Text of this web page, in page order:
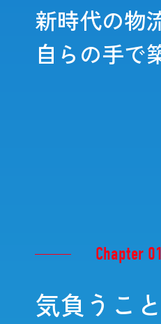
新時代の物
自らの手で
Chapter 01
気負うこ